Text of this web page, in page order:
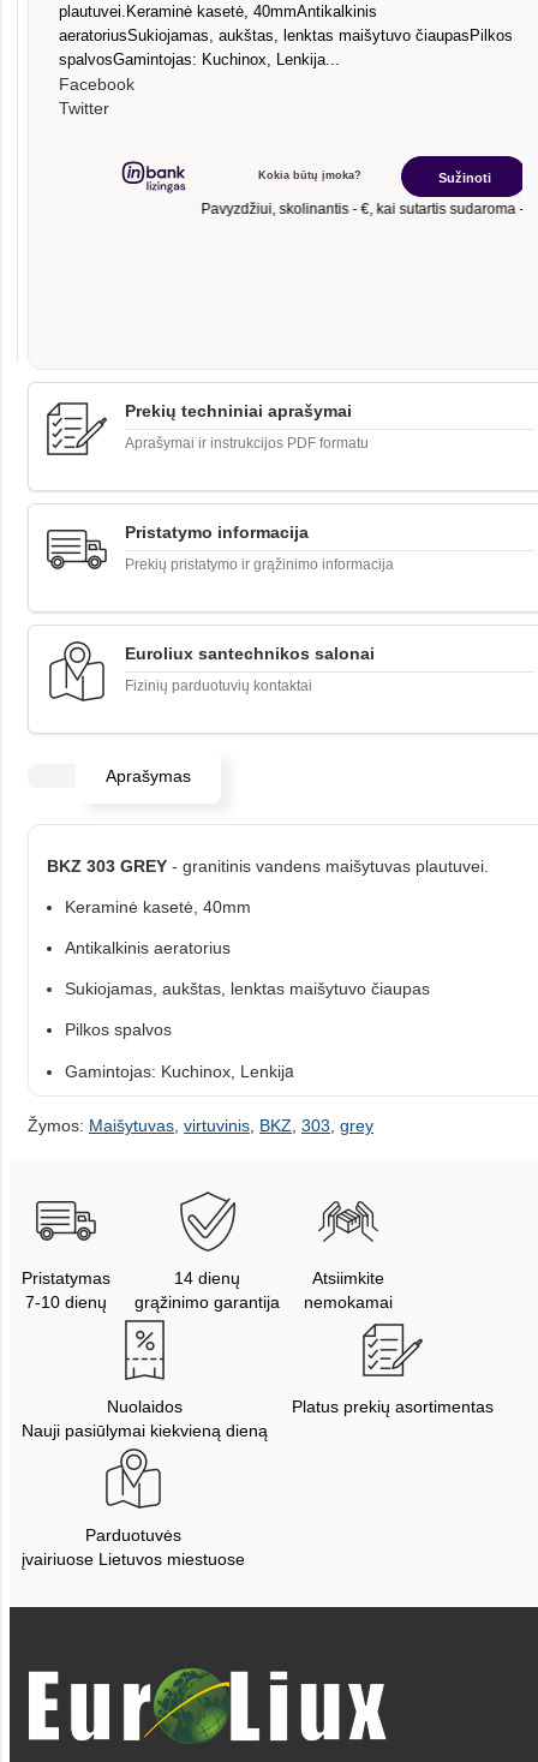
plautuvei.Keraminė kasetė, 40mmAntikalkinis
aeratoriusSukiojamas, aukštas, lenktas maišytuvo čiaupasPilkos
spalvosGamintojas: Kuchinox, Lenkija...
Facebook
Twitter
Prekių techniniai aprašymai
Aprašymai ir instrukcijos PDF formatu
Pristatymo informacija
Prekių pristatymo ir grąžinimo informacija
Euroliux santechnikos salonai
Fizinių parduotuvių kontaktai
Aprašymas
BKZ 303 GREY - granitinis vandens maišytuvas plautuvei.
Keraminė kasetė, 40mm
Antikalkinis aeratorius
Sukiojamas, aukštas, lenktas maišytuvo čiaupas
Pilkos spalvos
Gamintojas: Kuchinox, Lenkija
Žymos: Maišytuvas virtuvinis BKZ 303 grey
Pristatymas
7-10 dienų
14 dienų
grąžinimo garantija
Atsiimkite
nemokamai
Nuolaidos
Nauji pasiūlymai kiekvieną dieną
Platus prekių asortimentas
Parduotuvės
įvairiuose Lietuvos miestuose